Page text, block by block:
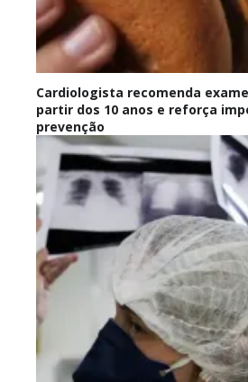
Cardiologista recomenda
partir dos 10 anos e reforça
prevenção